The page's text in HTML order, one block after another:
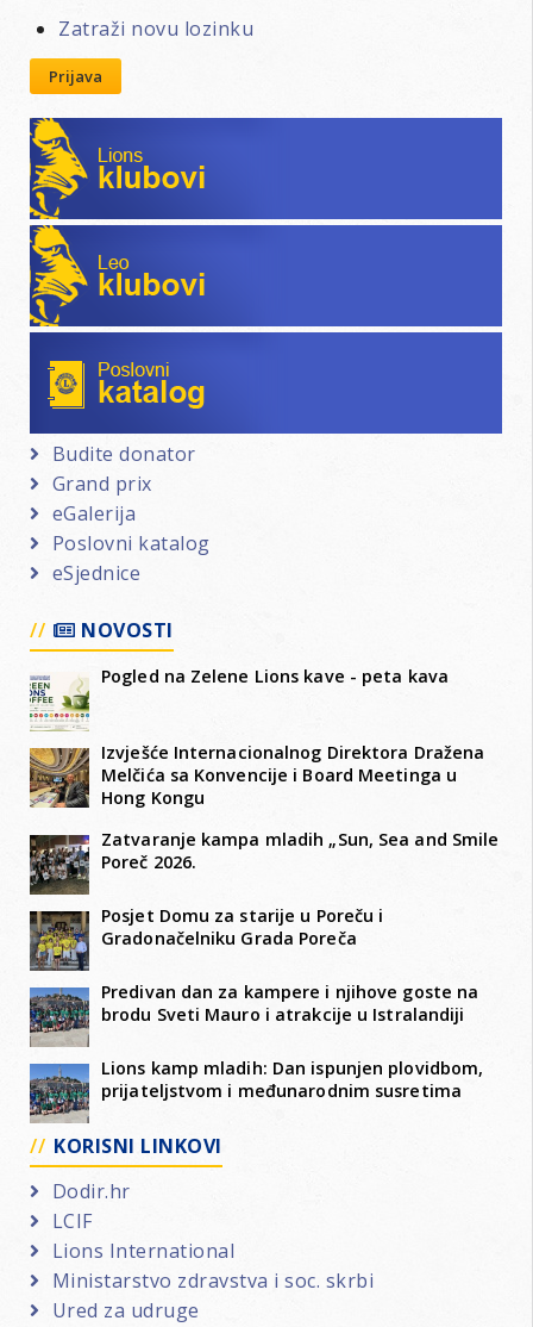
Zatraži novu lozinku
Prijava
Lions klubovi
Leo klubovi
Budite donator
Grand prix
eGalerija
Poslovni katalog
eSjednice
NOVOSTI
Pogled na Zelene Lions kave - peta kava
Izvješće Internacionalnog Direktora Dražena
Melčića sa Konvencije i Board Meetinga u
Hong Kongu
Zatvaranje kampa mladih „Sun, Sea and Smile
Poreč 2026.
Posjet Domu za starije u Poreču i
Gradonačelniku Grada Poreča
Predivan dan za kampere i njihove goste na
brodu Sveti Mauro i atrakcije u Istralandiji
Lions kamp mladih: Dan ispunjen plovidbom,
prijateljstvom i međunarodnim susretima
KORISNI LINKOVI
Dodir.hr
LCIF
Lions International
Ministarstvo zdravstva i soc. skrbi
Ured za udruge